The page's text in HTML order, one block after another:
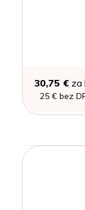
30,75 €za
25 € bez